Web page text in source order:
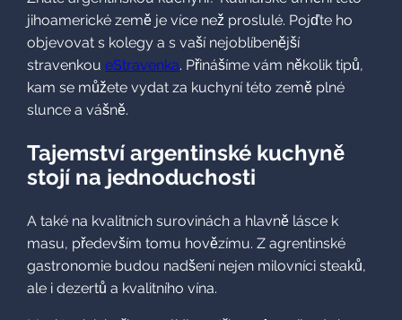
Znáte argentinskou kuchyni? Kulinářské umění této
jihoamerické země je více než proslulé. Pojďte ho objevovat
s kolegy a s vaší nejoblíbenější stravenkoueStravenka.
Přinášíme vám několik tipů, kam se můžete vydat za
Tajemství argentinské
kuchyně stojí na
jednoduchosti